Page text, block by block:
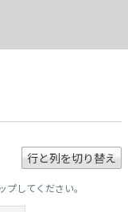
行と列を切り替え
してください。